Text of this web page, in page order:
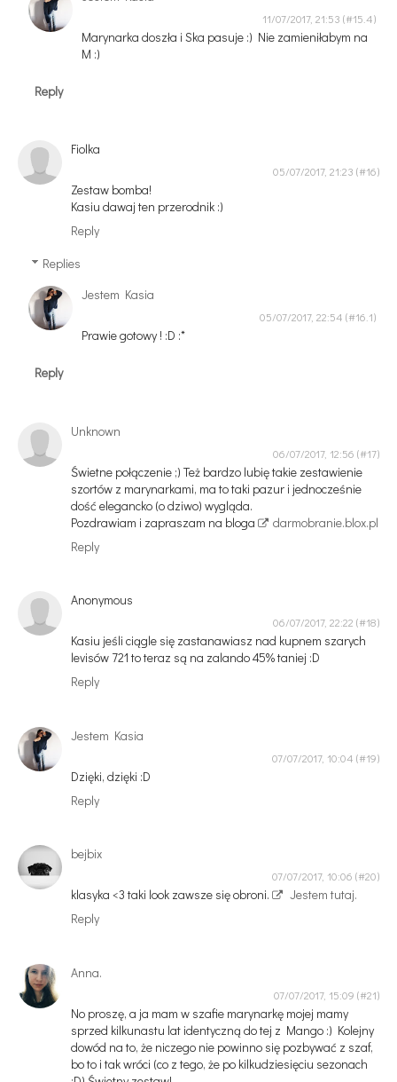
11/07/2017, 21:53
Marynarka doszła i Ska pasuje :) Nie zamieniłabym na
M :)
Reply
Fiolka
05/07/2017, 21:23
Zestaw bomba!
Kasiu dawaj ten przerodnik :)
Reply
Replies
Jestem Kasia
05/07/2017, 22:54
Prawie gotowy ! :D :*
Reply
Unknown
06/07/2017, 12:56
Świetne połączenie ;) Też bardzo lubię takie zestawienie
szortów z marynarkami, ma to taki pazur i jednocześnie
dość elegancko (o dziwo) wygląda.
Pozdrawiam i zapraszam na bloga
darmobranie.blox.pl
Reply
Anonymous
06/07/2017, 22:22
Kasiu jeśli ciągle się zastanawiasz nad kupnem szarych
levisów 721 to teraz są na zalando 45% taniej :D
Reply
Jestem Kasia
07/07/2017, 10:04
Dzięki, dzięki :D
Reply
bejbix
07/07/2017, 10:06
klasyka <3 taki look zawsze się obroni.
Jestem tutaj.
Reply
Anna.
07/07/2017, 15:09
No proszę, a ja mam w szafie marynarkę mojej mamy
sprzed kilkunastu lat identyczną do tej z Mango :) Kolejny
dowód na to, że niczego nie powinno się pozbywać z szaf,
bo to i tak wróci (co z tego, że po kilkudziesięciu sezonach